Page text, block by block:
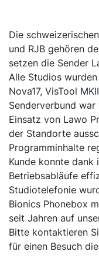
Die
und RJB gehören
setzen die Sender
Alle Studios
Nova17, VisTool
Senderverbund
Einsatz von Lawo
der Standorte
Programminhalte
Kunde konnte dank
Betriebsabläufe
Studiotelefonie
Bionics Phonebox
seit Jahren auf
Bitte kontaktieren
für einen Besuch